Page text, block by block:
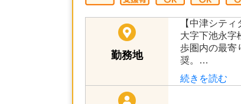
勤務地
【中津シテ
大字下池永字
歩圏内の最寄
奨。…